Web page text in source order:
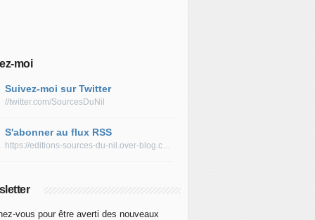
moi
Suivez-moi sur Twitter
//twitter.com/SourcesDuNil
S'abonner au flux RSS
https://editions-sources-du-nil.over-blog.com/rss
vous pour être averti des nouveaux